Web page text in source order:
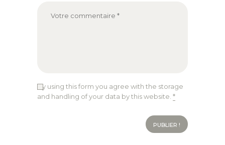
By using this form you agree with the storage
and handling of your data by this website. *